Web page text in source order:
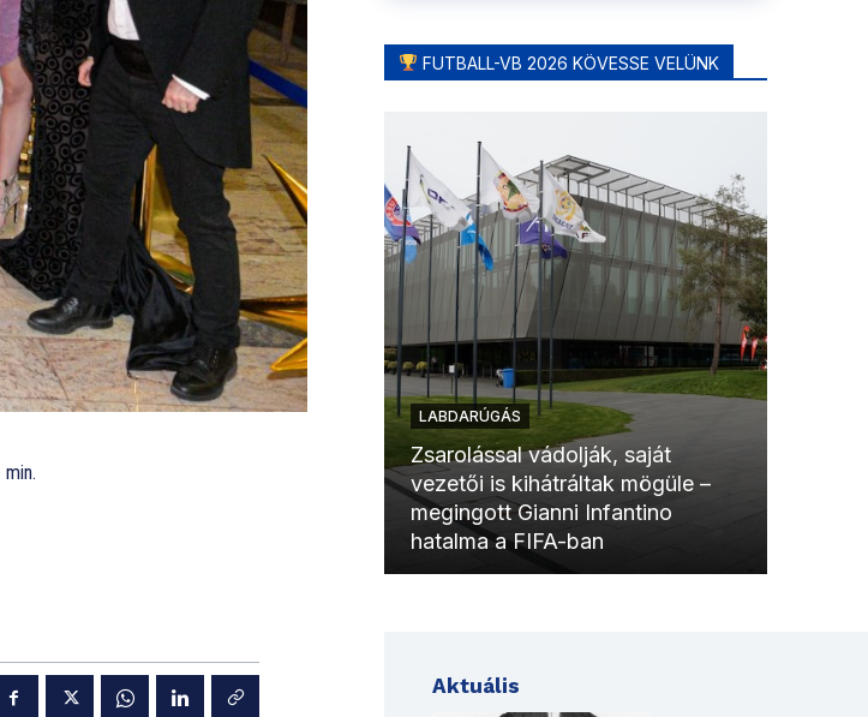
min.
FUTBALL-VB 2026 KÖVESSE VELÜNK
LABDARÚGÁS
Zsarolással vádolják, saját
vezetői is kihátráltak mögüle –
megingott Gianni Infantino
hatalma a FIFA-ban
Aktuális